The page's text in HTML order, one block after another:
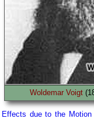
Woldemar Voigt
due to the